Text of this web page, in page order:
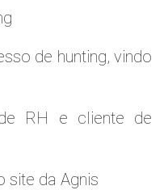
de hunting, vindo
RH e cliente de
site da Agnis